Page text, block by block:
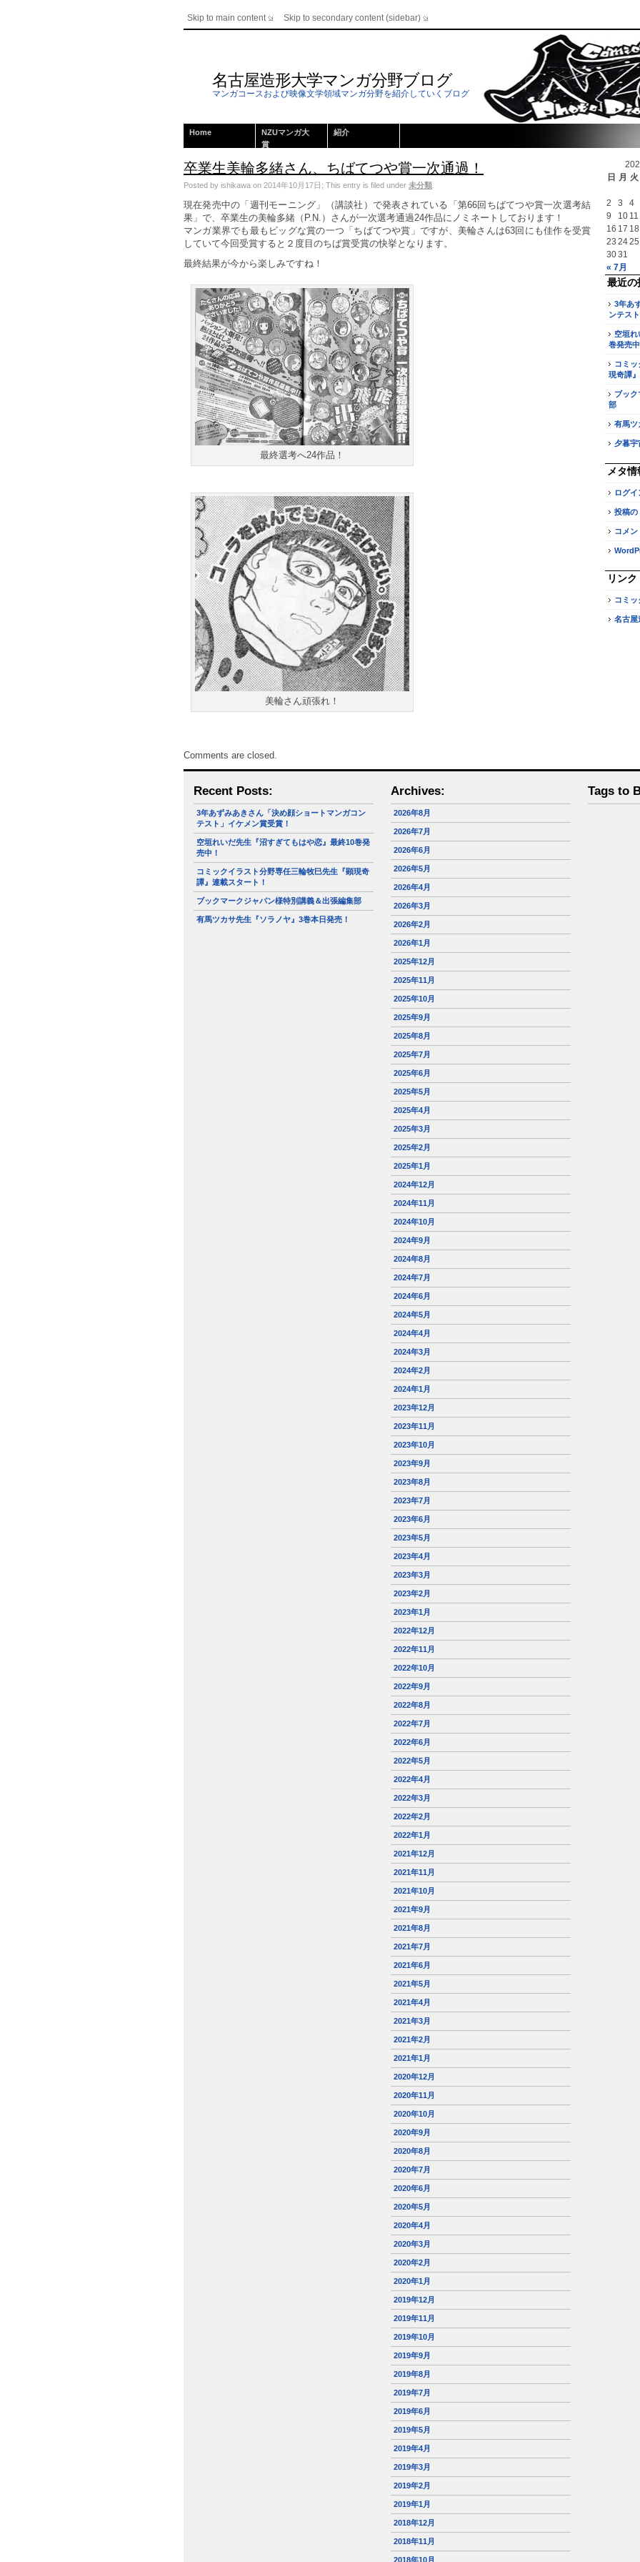
Skip to main content Skip to secondary content (sidebar)
名古屋造形大学マンガ分野ブログ
マンガコースおよび映像文学領域マンガ分野を紹介していくブログ
Home
NZUマンガ大
賞
紹介
卒業生美輪多緒さん、ちばてつや賞一次通過！
Posted by ishikawa on 2014年10月17日; This entry is filed under 未分類
現在発売中の「週刊モーニング」（講談社）で発表されている「第66回ちばてつや賞一次選考結
果」で、卒業生の美輪多緒（P.N.）さんが一次選考通過24作品にノミネートしております！
マンガ業界でも最もビッグな賞の一つ「ちばてつや賞」ですが、美輪さんは63回にも佳作を受賞
していて今回受賞すると２度目のちば賞受賞の快挙となります。
最終結果が今から楽しみですね！
最終選考へ24作品！
美輪さん頑張れ！
Comments are closed.
日 月 火
« 7月
2
3 4
9
10 11
16 17 18
23 2425
3031
最近の
3年あ
ンテス
空垣
巻発売中
コミ
現奇譚
ブッ
部
有馬ツ
夕暮宇
メタ情
ログイ
投稿の
コメン
リンク
コミ
名古屋
Recent Posts:
3年あずみあきさん「決め顔ショートマンガコン
テスト」イケメン賞受賞！
空垣れいだ先生『沼すぎてもはや恋』最終10巻発
売中！
コミックイラスト分野専任三輪牧巳先生『顕現奇
譚』連載スタート！
ブックマークジャパン様特別講義＆出張編集部
有馬ツカサ先生『ソラノヤ』3巻本日発売！
Archives:
2026年8月
2026年7月
2026年6月
2026年5月
2026年4月
2026年3月
2026年2月
2026年1月
2025年12月
2025年11月
2025年10月
2025年9月
2025年8月
2025年7月
2025年6月
2025年5月
2025年4月
2025年3月
2025年2月
2025年1月
2024年12月
2024年11月
2024年10月
2024年9月
2024年8月
2024年7月
2024年6月
2024年5月
2024年4月
2024年3月
2024年2月
2024年1月
2023年12月
2023年11月
2023年10月
2023年9月
2023年8月
2023年7月
2023年6月
2023年5月
2023年4月
2023年3月
2023年2月
2023年1月
2022年12月
2022年11月
2022年10月
2022年9月
2022年8月
2022年7月
2022年6月
2022年5月
2022年4月
2022年3月
2022年2月
2022年1月
2021年12月
2021年11月
2021年10月
2021年9月
2021年8月
2021年7月
2021年6月
2021年5月
2021年4月
2021年3月
2021年2月
2021年1月
2020年12月
2020年11月
2020年10月
2020年9月
2020年8月
2020年7月
2020年6月
2020年5月
2020年4月
2020年3月
2020年2月
2020年1月
2019年12月
2019年11月
2019年10月
2019年9月
2019年8月
2019年7月
2019年6月
2019年5月
2019年4月
2019年3月
2019年2月
2019年1月
2018年12月
2018年11月
2018年10月
Tags to